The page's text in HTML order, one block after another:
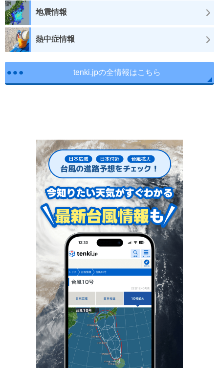
地震情報
熱中症情報
tenki.jpの全情報はこちら